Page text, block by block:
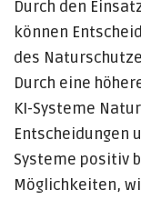
Durch den
können
des
Durch eine
KI-Systeme
Entscheidungen
Systeme positiv
Möglichkeiten,